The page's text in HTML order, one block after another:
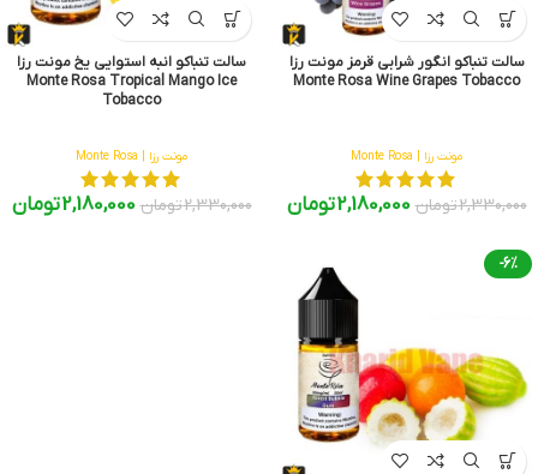
سالت تنباکو انگور شرابی قرمز مونت رزا
Monte Rosa Wine Grapes Tobacco
مونت رزا | Monte Rosa
2,330,000تومان 2,180,000تومان
سالت تنباکو انبه استوایی یخ مونت رزا
Monte Rosa Tropical Mango Ice
Tobacco
مونت رزا | Monte Rosa
2,330,000تومان 2,180,000تومان
-6%